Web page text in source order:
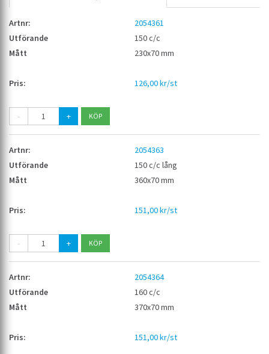
2054361
150 c/c
230x70 mm
126,00 kr/st
- +
2054363
150 c/c lång
360x70 mm
151,00 kr/st
- +
2054364
160 c/c
370x70 mm
151,00 kr/st